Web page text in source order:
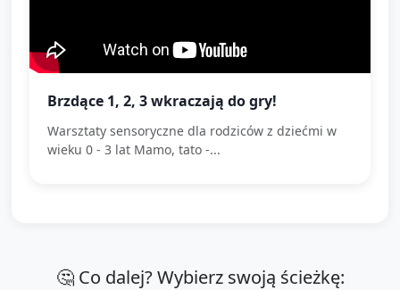
Brzdące 1, 2, 3 wkraczają do gry!
Warsztaty sensoryczne dla rodziców z dziećmi w
wieku 0 - 3 lat Mamo, tato -...
🤔 Co dalej? Wybierz swoją ścieżkę: